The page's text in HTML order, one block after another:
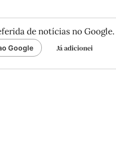
de notícias no Google.
Google Já adicionei